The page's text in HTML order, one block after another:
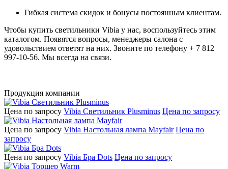
Гибкая система скидок и бонусы постоянным клиентам.
Чтобы купить светильники Vibia у нас, воспользуйтесь этим
каталогом. Появятся вопросы, менеджеры салона с
удовольствием ответят на них. Звоните по телефону + 7 812
997-10-56. Мы всегда на связи.
Продукция компании
Цена по запросу Vibia Светильник Plusminus Цена по запросу
Цена по запросу Vibia Настольная лампа Mayfair Цена по
запросу
Цена по запросу Vibia Бра Dots Цена по запросу